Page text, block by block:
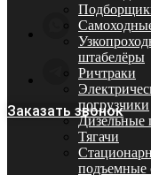
Заказать звонок
штабелёры
Ричтраки
погрузчики
Дизельные
Тягачи
подъемные